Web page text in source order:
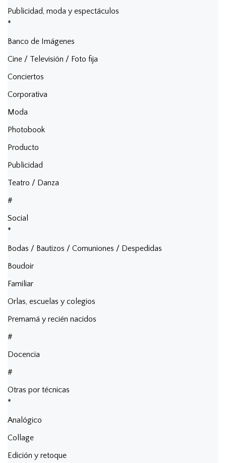
Publicidad, moda y espectáculos
*
Banco de Imágenes
Cine / Televisión / Foto fija
Conciertos
Corporativa
Moda
Photobook
Producto
Publicidad
Teatro / Danza
#
Social
*
Bodas / Bautizos / Comuniones / Despedidas
Boudoir
Familiar
Orlas, escuelas y colegios
Premamá y recién nacidos
#
Docencia
#
Otras por técnicas
*
Analógico
Collage
Edición y retoque